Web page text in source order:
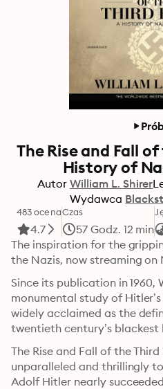
The Rise and Fall
History of
Autor William L. Shirer
Wydawca
483 ocena
4.7
Czas
57 Godz. 12 min
The inspiration for the
the Nazis, now streaming on
Since its publication in 1960,
monumental study of
widely acclaimed as the
twentieth century’s blackest
The Rise and Fall of the
unparalleled and thrillingly
Adolf Hitler nearly